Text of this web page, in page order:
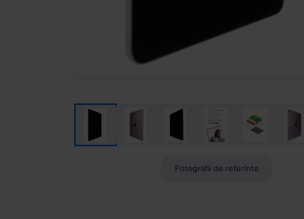
Fotografii de referinta